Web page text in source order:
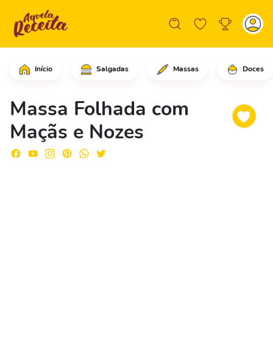
Início Salgadas Massas Doces
Massa Folhada com
Maçãs e Nozes
Comece preparando a massa